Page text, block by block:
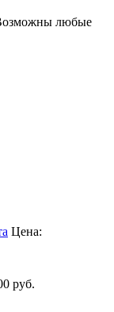
Возможны любые
Цена:
руб.